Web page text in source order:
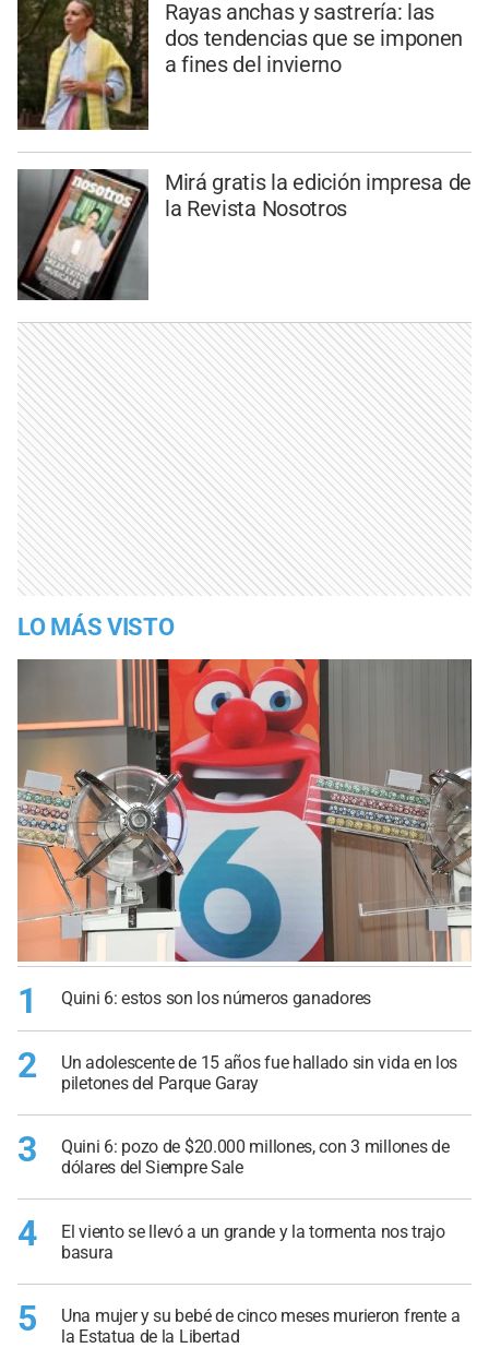
Rayas anchas y sastrería: las
dos tendencias que se imponen
a fines del invierno
Mirá gratis la edición impresa de
la Revista Nosotros
LO MÁS VISTO
1 Quini 6: estos son los números ganadores
2
Un adolescente de 15 años fue hallado sin vida en los
piletones del Parque Garay
3
Quini 6: pozo de $20.000 millones, con 3 millones de
dólares del Siempre Sale
4
El viento se llevó a un grande y la tormenta nos trajo
basura
5
Una mujer y su bebé de cinco meses murieron frente a
la Estatua de la Libertad